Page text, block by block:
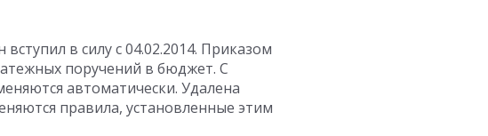
в силу с 04.02.2014. Приказом
поручений в бюджет. С
автоматически. Удалена
правила, установленные этим